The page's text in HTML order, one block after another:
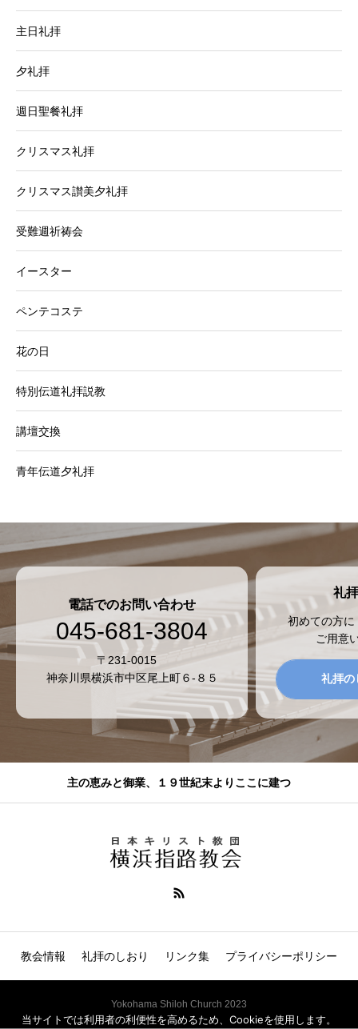
主日礼拝
夕礼拝
週日聖餐礼拝
クリスマス礼拝
クリスマス讃美夕礼拝
受難週祈祷会
イースター
ペンテコステ
花の日
特別伝道礼拝説教
講壇交換
青年伝道夕礼拝
電話でのお問い合わせ
045-681-3804
〒231-0015
神奈川県横浜市中区尾上町６-８５
礼
初めての方
ご用意
礼拝の
主の恵みと御業、１９世紀末よりここに建つ
教会情報 礼拝のしおり リンク集 プライバシーポリシー
Yokohama Shiloh Church 2023
当サイトでは利用者の利便性を高めるため、Cookieを使用します。